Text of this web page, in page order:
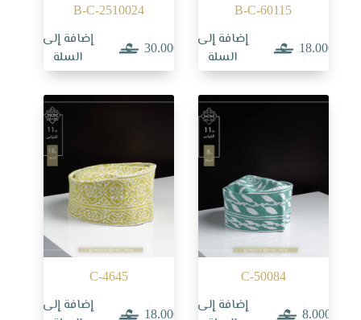
B-C-60115
18.000
إضافة إلى
السلة
B-C-2510024
30.000
إضافة إلى
السلة
C-50084
8.000
إضافة إلى
C-4645
18.000
إضافة إلى